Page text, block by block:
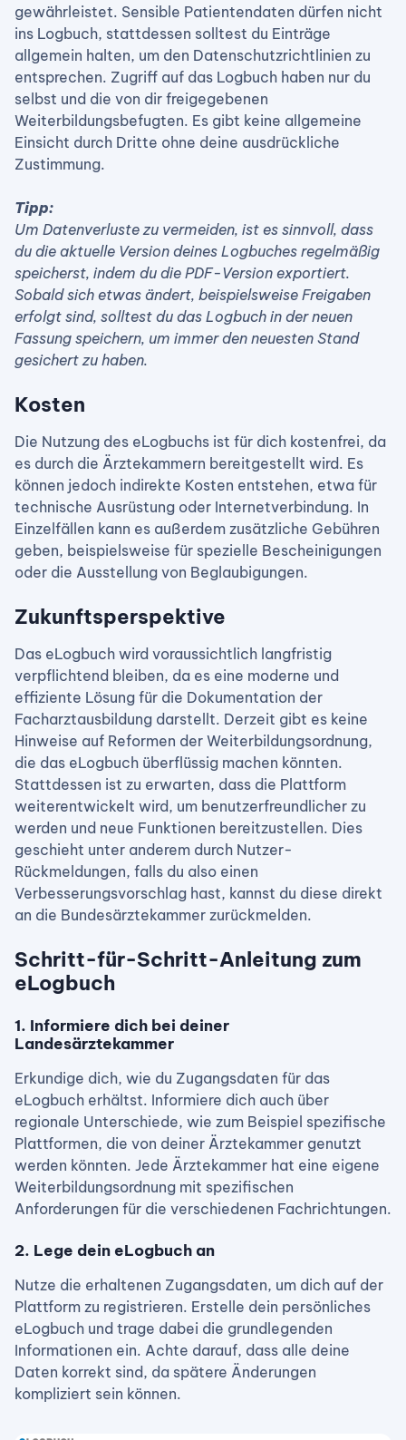
gewährleistet. Sensible Patientendaten dürfen nicht
ins Logbuch, stattdessen solltest du Einträge
allgemein halten, um den Datenschutzrichtlinien zu
entsprechen. Zugriff auf das Logbuch haben nur du
selbst und die von dir freigegebenen
Weiterbildungsbefugten. Es gibt keine allgemeine
Einsicht durch Dritte ohne deine ausdrückliche
Zustimmung.
Tipp:
Um Datenverluste zu vermeiden, ist es sinnvoll, dass
du die aktuelle Version deines Logbuches regelmäßig
speicherst, indem du die PDF-Version exportiert.
Sobald sich etwas ändert, beispielsweise Freigaben
erfolgt sind, solltest du das Logbuch in der neuen
Fassung speichern, um immer den neuesten Stand
gesichert zu haben.
Kosten
Die Nutzung des eLogbuchs ist für dich kostenfrei, da
es durch die Ärztekammern bereitgestellt wird. Es
können jedoch indirekte Kosten entstehen, etwa für
technische Ausrüstung oder Internetverbindung. In
Einzelfällen kann es außerdem zusätzliche Gebühren
geben, beispielsweise für spezielle Bescheinigungen
oder die Ausstellung von Beglaubigungen.
Zukunftsperspektive
Das eLogbuch wird voraussichtlich langfristig
verpflichtend bleiben, da es eine moderne und
effiziente Lösung für die Dokumentation der
Facharztausbildung darstellt. Derzeit gibt es keine
Hinweise auf Reformen der Weiterbildungsordnung,
die das eLogbuch überflüssig machen könnten.
Stattdessen ist zu erwarten, dass die Plattform
weiterentwickelt wird, um benutzerfreundlicher zu
werden und neue Funktionen bereitzustellen. Dies
geschieht unter anderem durch Nutzer-
Rückmeldungen, falls du also einen
Verbesserungsvorschlag hast, kannst du diese direkt
an die Bundesärztekammer zurückmelden.
Schritt-für-Schritt-Anleitung zum
eLogbuch
1. Informiere dich bei deiner
Landesärztekammer
Erkundige dich, wie du Zugangsdaten für das
eLogbuch erhältst. Informiere dich auch über
regionale Unterschiede, wie zum Beispiel spezifische
Plattformen, die von deiner Ärztekammer genutzt
werden könnten. Jede Ärztekammer hat eine eigene
Weiterbildungsordnung mit spezifischen
Anforderungen für die verschiedenen Fachrichtungen.
2. Lege dein eLogbuch an
Nutze die erhaltenen Zugangsdaten, um dich auf der
Plattform zu registrieren. Erstelle dein persönliches
eLogbuch und trage dabei die grundlegenden
Informationen ein. Achte darauf, dass alle deine
Daten korrekt sind, da spätere Änderungen
kompliziert sein können.